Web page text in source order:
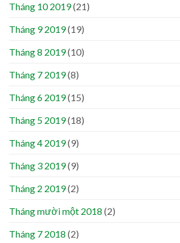
Tháng 10 2019(21)
Tháng 9 2019(19)
Tháng 8 2019(10)
Tháng 7 2019(8)
Tháng 6 2019(15)
Tháng 5 2019(18)
Tháng 4 2019(9)
Tháng 3 2019(9)
Tháng 2 2019(2)
Tháng mười một 2018 (2)
Tháng 7 2018 (2)